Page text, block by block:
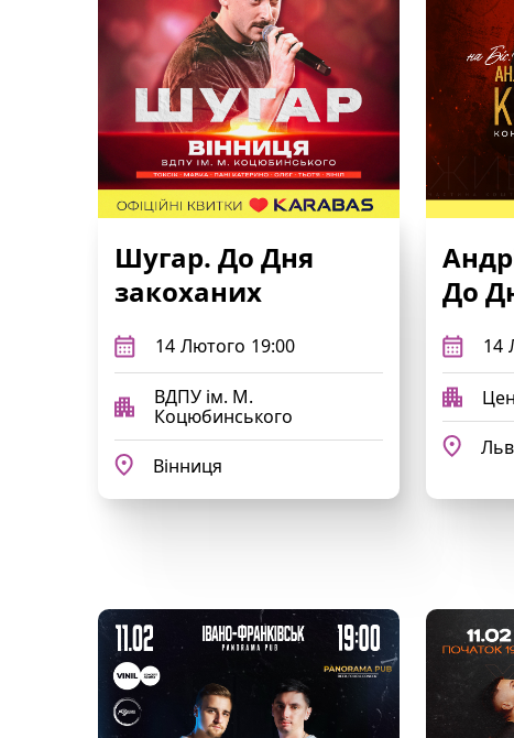
Шугар. До Дня
закоханих
14 Лютого 19:00
ВДПУ ім. М.
Коцюбинського
Вінниця
До
14